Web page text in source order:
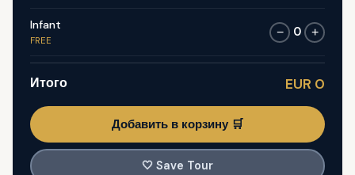
Infant
FREE
− 0 +
Итого EUR 0
Добавить в корзину 🛒
🤍 Save Tour